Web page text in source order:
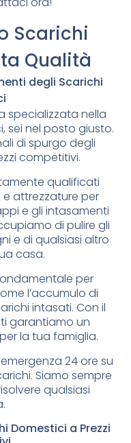
Scarichi
Qualità
degli Scarichi
specializzata nella
sei nel posto giusto.
di spurgo degli
competitivi.
qualificati
attrezzature per
e gli intasamenti
di pulire gli
e di qualsiasi altro
casa.
per
l’accumulo di
intasati. Con il
garantiamo un
la tua famiglia.
24 ore su
Siamo sempre
qualsiasi
Domestici a Prezzi